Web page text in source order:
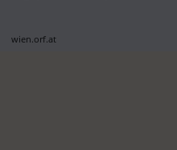
wien.orf.at